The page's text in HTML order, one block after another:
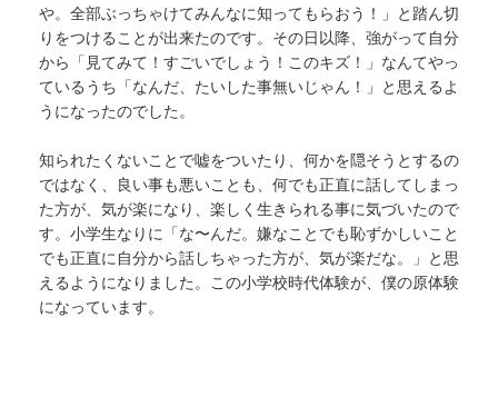
や。全部ぶっちゃけてみんなに知ってもらおう！」と踏ん切
りをつけることが出来たのです。その日以降、強がって自分
から「見てみて！すごいでしょう！このキズ！」なんてやっ
ているうち「なんだ、たいした事無いじゃん！」と思えるよ
うになったのでした。
知られたくないことで嘘をついたり、何かを隠そうとするの
ではなく、良い事も悪いことも、何でも正直に話してしまっ
た方が、気が楽になり、楽しく生きられる事に気づいたので
す。小学生なりに「な〜んだ。嫌なことでも恥ずかしいこと
でも正直に自分から話しちゃった方が、気が楽だな。」と思
えるようになりました。この小学校時代体験が、僕の原体験
になっています。